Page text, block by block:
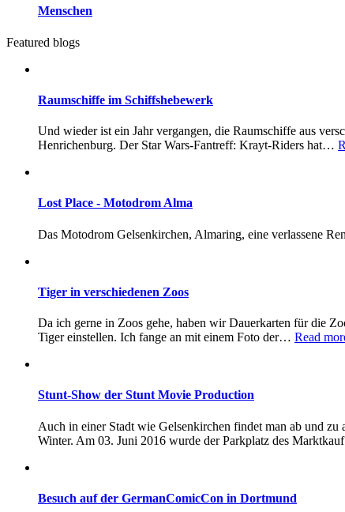
Menschen
Featured blogs
Raumschiffe im Schiffshebewerk
Und wieder ist ein Jahr vergangen, die Raumschiffe aus
Henrichenburg. Der Star Wars-Fantreff: Krayt-Riders hat…
Lost Place - Motodrom Alma
Das Motodrom Gelsenkirchen, Almaring, eine verlassene
Tiger in verschiedenen Zoos
Da ich gerne in Zoos gehe, haben wir Dauerkarten für die
Tiger einstellen. Ich fange an mit einem Foto der… Read
Stunt-Show der Stunt Movie Production
Auch in einer Stadt wie Gelsenkirchen findet man ab und
Winter. Am 03. Juni 2016 wurde der Parkplatz des
Besuch auf der GermanComicCon in Dortmund